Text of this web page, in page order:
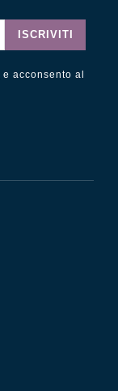
ISCRIVITI
e acconsento al